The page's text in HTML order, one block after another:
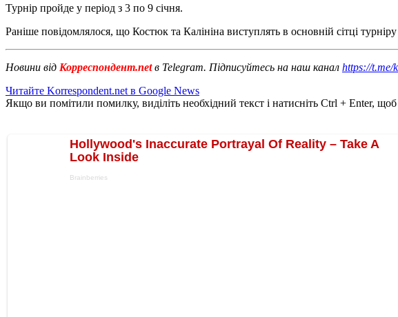
Турнір пройде у період з 3 по 9 січня.
Раніше повідомлялося, що Костюк та Калініна виступлять в основній сітці
Новини від Корреспондент.netв Telegram. Підписуйтесь на наш канал https://t.me/
Читайте Korrespondent.net в Google News
Якщо ви помітили помилку, виділіть необхідний текст і натисніть Ctrl + Enter,